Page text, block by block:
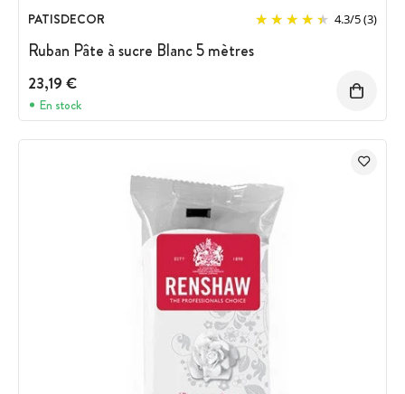
PATISDECOR 4.3/5(3)
Ruban Pâte à sucre Blanc 5 mètres
23,19 €
En stock